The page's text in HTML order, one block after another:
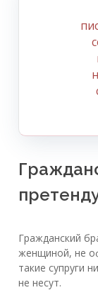
Гражданский
женщиной, не
такие супруги
не несут.